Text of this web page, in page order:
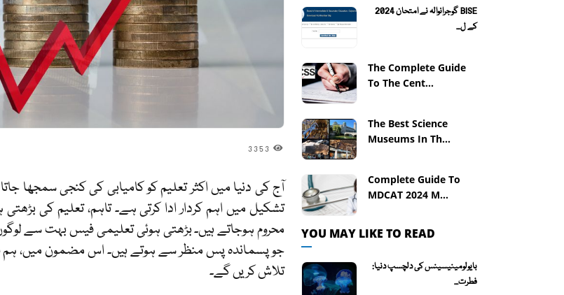
3353
آج کی دنیا میں اکثر تعلیم کو کامیابی کی کنجی سمجھا
تشکیل میں اہم کردار ادا کرتی ہے۔ تاہم، تعلیم کی
محروم ہوجاتے ہیں۔ بڑھتی ہوئی تعلیمی فیس بہت سے
جو پسماندہ پس منظر سے ہوتے ہیں۔ اس مضمون میں، ہم
تلاش کریں گے۔
BISE گوجرانوالہ نے امتحان 2024
کے ل...
The Complete Guide
To The Cent...
The Best Science
Museums In Th...
Complete Guide To
MDCAT 2024 M...
YOU MAY LIKE TO READ
بایولومینیسینس کی دلچسپ دنیا:
فطرت...